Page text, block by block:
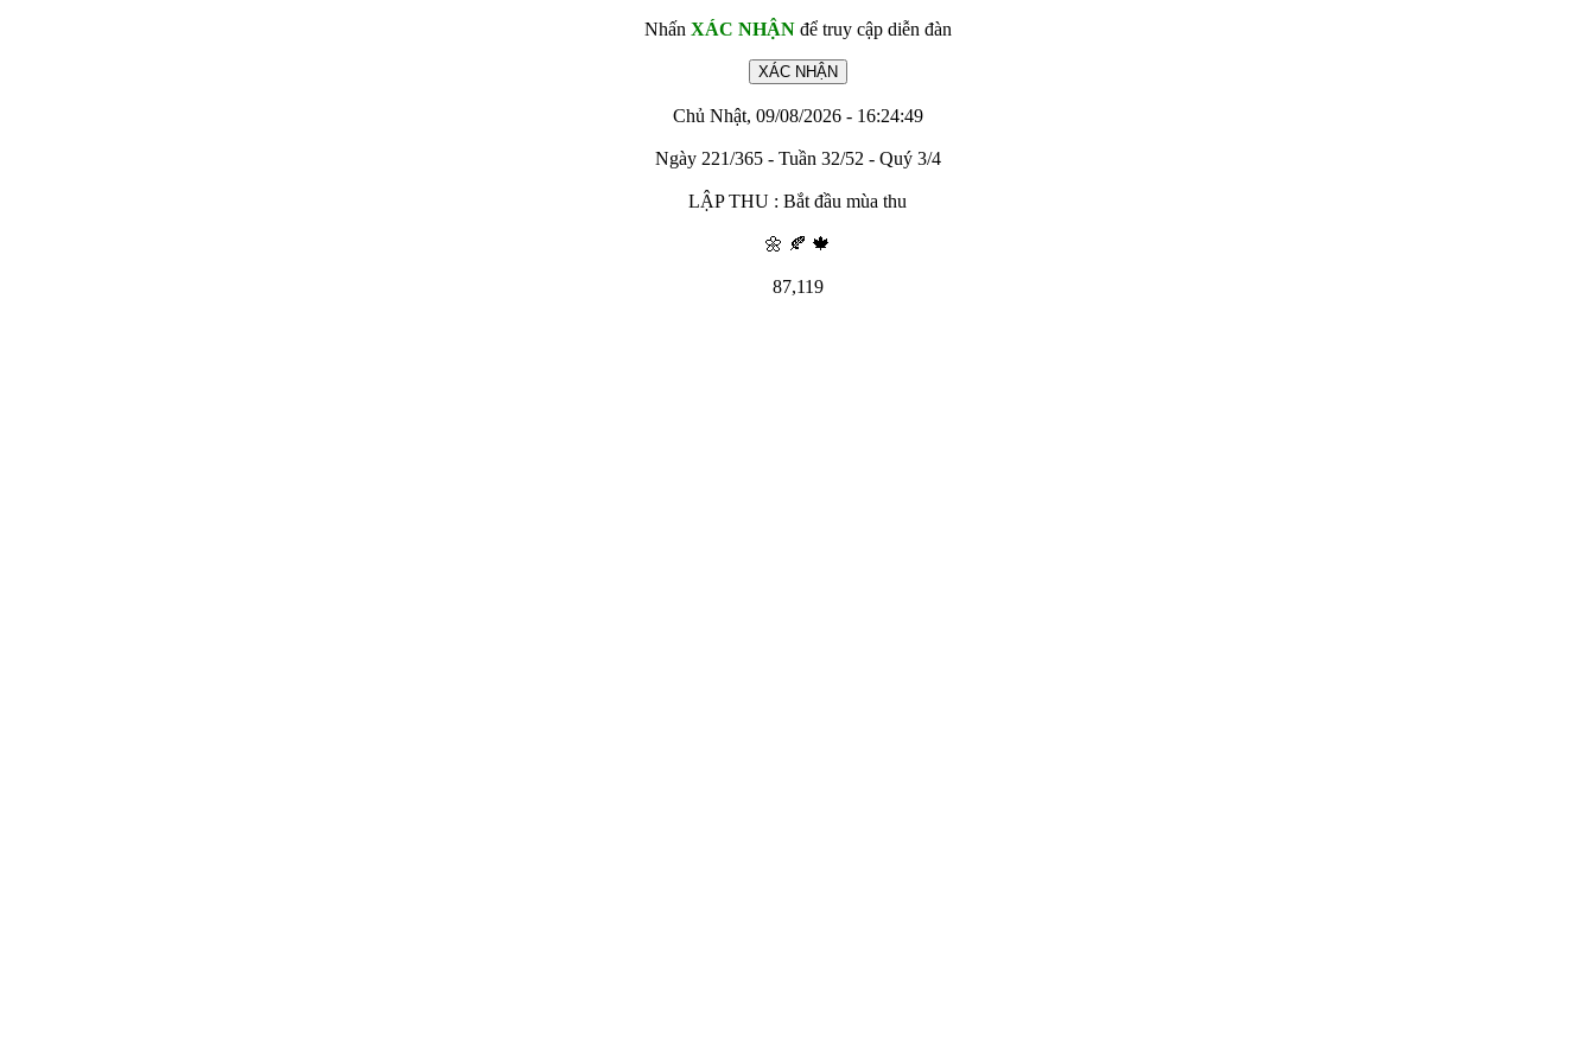
Nhấn XÁC NHẬNđể truy cập diễn đàn
Chủ Nhật, 09/08/2026 - 16:24:49
Ngày 221/365 - Tuần 32/52 - Quý 3/4
LẬP THU : Bắt đầu mùa thu
🌼 🍂 🍁
87,119